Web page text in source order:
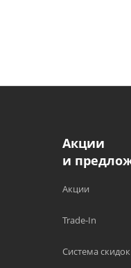
Акции
и
Акции
Trade-In
Система скидок